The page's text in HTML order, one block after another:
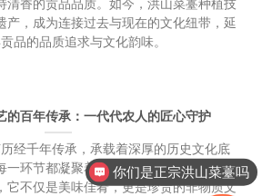
清香的贡品品质。如今，洪山菜薹种植技
产，成为连接过去与现在的文化纽带，延
品的品质追求与文化韵味。
的百年传承：一代代农人的匠心守护
经千年传承，承载着深厚的历史文化底
一环节都凝聚着农人的匠心智慧。作为国
它不仅是美味佳肴，更是珍贵的非物质文
你们是正宗洪山菜薹吗